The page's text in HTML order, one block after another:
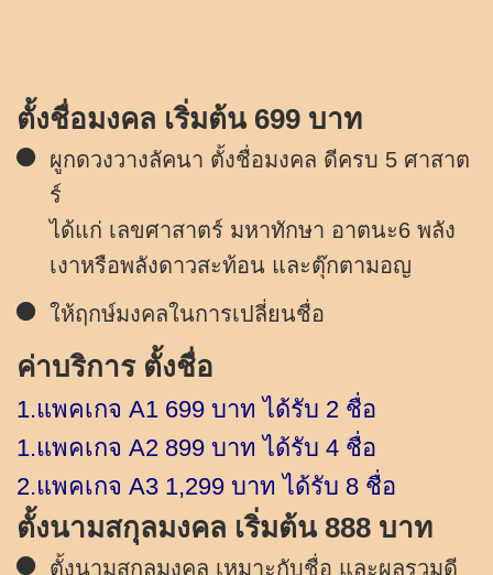
ตั้งชื่อมงคล เริ่มต้น 699 บาท
ผูกดวงวางลัคนา ตั้งชื่อมงคล ดีครบ 5 ศาสาต
ร์
ได้แก่ เลขศาสาตร์ มหาทักษา อาตนะ6 พลัง
เงาหรือพลังดาวสะท้อน และตุ๊กตามอญ
ให้ฤกษ์มงคลในการเปลี่ยนชื่อ
ค่าบริการ ตั้งชื่อ
1.แพคเกจ A1 699 บาท ได้รับ 2 ชื่อ
1.แพคเกจ A2 899 บาท ได้รับ 4 ชื่อ
2.แพคเกจ A3 1,299 บาท ได้รับ 8 ชื่อ
ตั้งนามสกุลมงคล เริ่มต้น 888 บาท
ตั้งนามสกุลมงคล เหมาะกับชื่อ และผลรวมดี